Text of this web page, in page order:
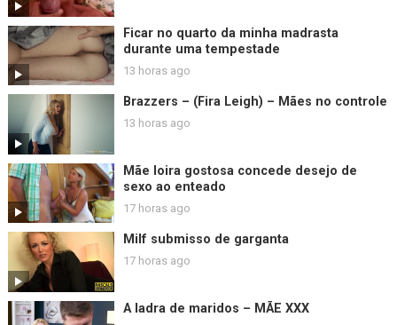
Ficar no quarto da minha madrasta
durante uma tempestade
13 horas ago
Brazzers – (Fira Leigh) – Mães no controle
13 horas ago
Mãe loira gostosa concede desejo de
sexo ao enteado
17 horas ago
Milf submisso de garganta
17 horas ago
A ladra de maridos – MÃE XXX